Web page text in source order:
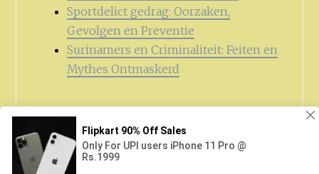
Sportdelict gedrag: Oorzaken,
Gevolgen en Preventie
Surinamers en Criminaliteit: Feiten en
Mythes Ontmaskerd
Zoeken
naar: